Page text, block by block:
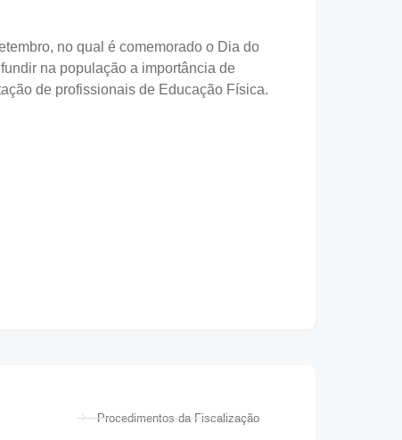
no qual é comemorado o Dia do
na população a importância de
de profissionais de Educação Física.
Procedimentos da Fiscalização